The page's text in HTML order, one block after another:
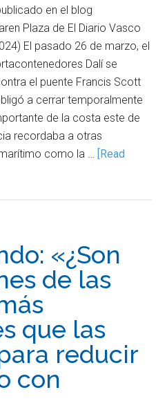
en el blog
Plaza de El Diario Vasco
El pasado 26 de marzo, el
Dalí se
el puente Francis Scott
a cerrar temporalmente
de la costa este de
recordaba a otras
como la … [Read
«¿Son
de las
que las
reducir
con